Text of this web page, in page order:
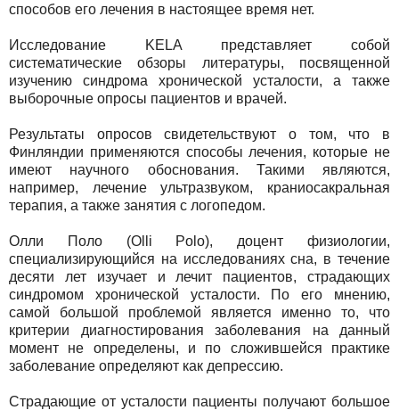
способов его лечения в настоящее время нет.
Исследование KELA представляет собой
систематические обзоры литературы, посвященной
изучению синдрома хронической усталости, а также
выборочные опросы пациентов и врачей.
Результаты опросов свидетельствуют о том, что в
Финляндии применяются способы лечения, которые не
имеют научного обоснования. Такими являются,
например, лечение ультразвуком, краниосакральная
терапия, а также занятия с логопедом.
Олли Поло (Olli Polo), доцент физиологии,
специализирующийся на исследованиях сна, в течение
десяти лет изучает и лечит пациентов, страдающих
синдромом хронической усталости. По его мнению,
самой большой проблемой является именно то, что
критерии диагностирования заболевания на данный
момент не определены, и по сложившейся практике
заболевание определяют как депрессию.
Страдающие от усталости пациенты получают большое